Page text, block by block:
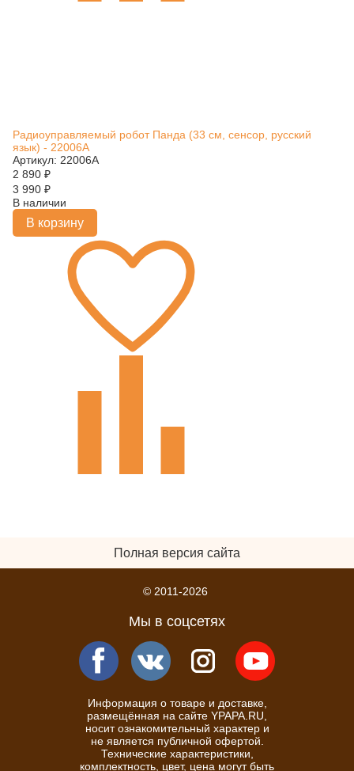
Радиоуправляемый робот Панда (33 см, сенсор, русский
язык) - 22006A
Артикул: 22006A
2 890 ₽
3 990 ₽
В наличии
В корзину
Полная версия сайта
© 2011-2026
Мы в соцсетях
Информация о товаре и доставке,
размещённая на сайте YPAPA.RU,
носит ознакомительный характер и
не является публичной офертой.
Технические характеристики,
комплектность, цвет, цена могут быть